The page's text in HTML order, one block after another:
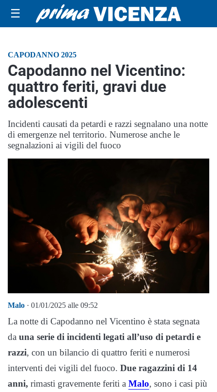
☰
CAPODANNO 2025
Capodanno nel Vicentino:
quattro feriti, gravi due
adolescenti
Incidenti causati da petardi e razzi segnalano una notte
di emergenze nel territorio. Numerose anche le
segnalazioni ai vigili del fuoco
Malo · 01/01/2025 alle 09:52
La notte di Capodanno nel Vicentino è stata segnata
da una serie di incidenti legati all’uso di petardi e
razzi, con un bilancio di quattro feriti e numerosi
interventi dei vigili del fuoco. Due ragazzini di 14
anni, rimasti gravemente feriti a Malo, sono i casi più